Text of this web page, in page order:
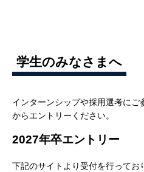
学生のみなさまへ
インターンシップや採用選考に
からエントリーください。
2027年卒エントリー
下記のサイトより受付を行ってお